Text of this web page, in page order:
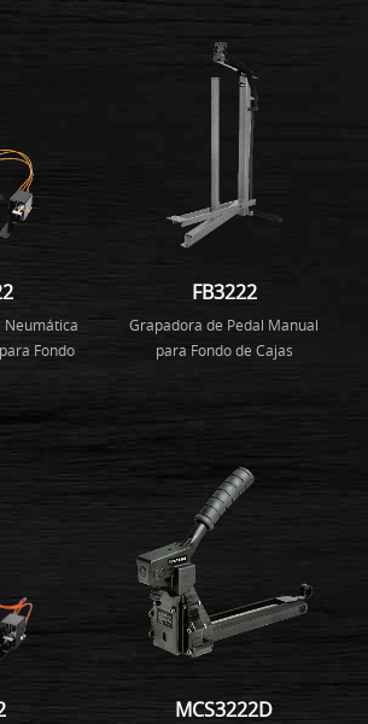
Neumática
Fondo
FB3222
Grapadora de Pedal Manual
para Fondo de Cajas
MCS3222D